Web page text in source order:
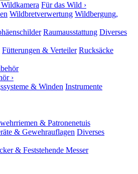
Für das Wild ›
Wildbretverwertung Wildbergung,
Raumausstattung Diverses
Fütterungen & Verteiler Rucksäcke
›
& Winden Instrumente
& Patronenetuis
& Gewehrauflagen Diverses
& Feststehende Messer